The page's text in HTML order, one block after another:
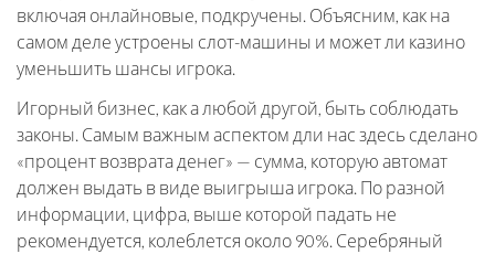
включая онлайновые, подкручены. Объясним, как на
самом деле устроены слот-машины и может ли казино
уменьшить шансы игрока.
Игорный бизнес, как а любой другой, быть соблюдать
законы. Самым важным аспектом дли нас здесь сделано
«процент возврата денег» — сумма, которую автомат
должен выдать в виде выигрыша игрока. По разной
информации, цифра, выше которой падать не
рекомендуется, колеблется около 90%. Серебряный